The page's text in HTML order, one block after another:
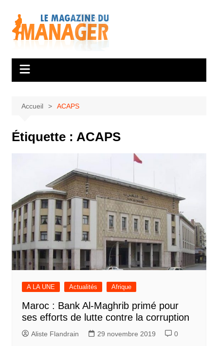
contenu
Accueil ACAPS
Étiquette : ACAPS
A LA UNE Actualités Afrique
Maroc : Bank Al-Maghrib primé pour
ses efforts de lutte contre la corruption
Aliste Flandrain 29 novembre 2019 0